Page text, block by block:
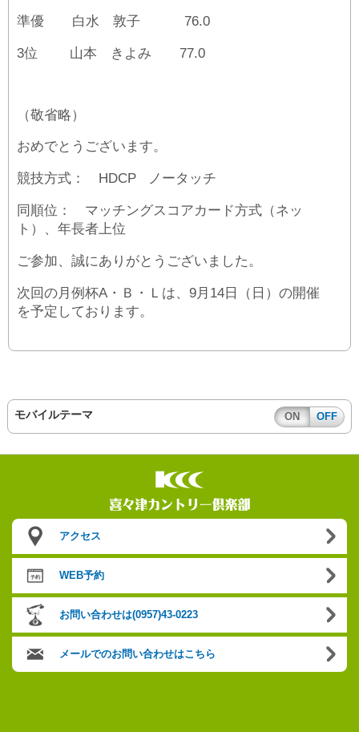
準優 白水 敦子 76.0
3位 山本 きよみ 77.0
（敬省略）
おめでとうございます。
競技方式： HDCP ノータッチ
同順位： マッチングスコアカード方式（ネッ
ト）、年長者上位
ご参加、誠にありがとうございました。
次回の月例杯A・Ｂ・Ｌは、9月14日（日）の開催
を予定しております。
モバイルテーマ ON OFF
アクセス
WEB予約
お問い合わせは(0957)43-0223
メールでのお問い合わせはこちら